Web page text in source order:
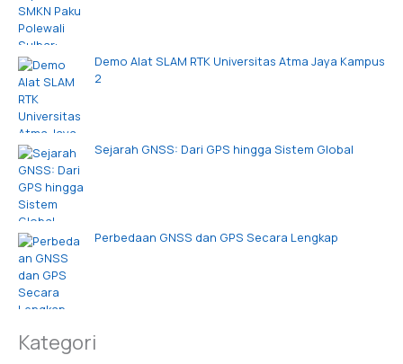
Demo Alat SLAM RTK Universitas Atma Jaya Kampus
2
Sejarah GNSS: Dari GPS hingga Sistem Global
Perbedaan GNSS dan GPS Secara Lengkap
Kategori